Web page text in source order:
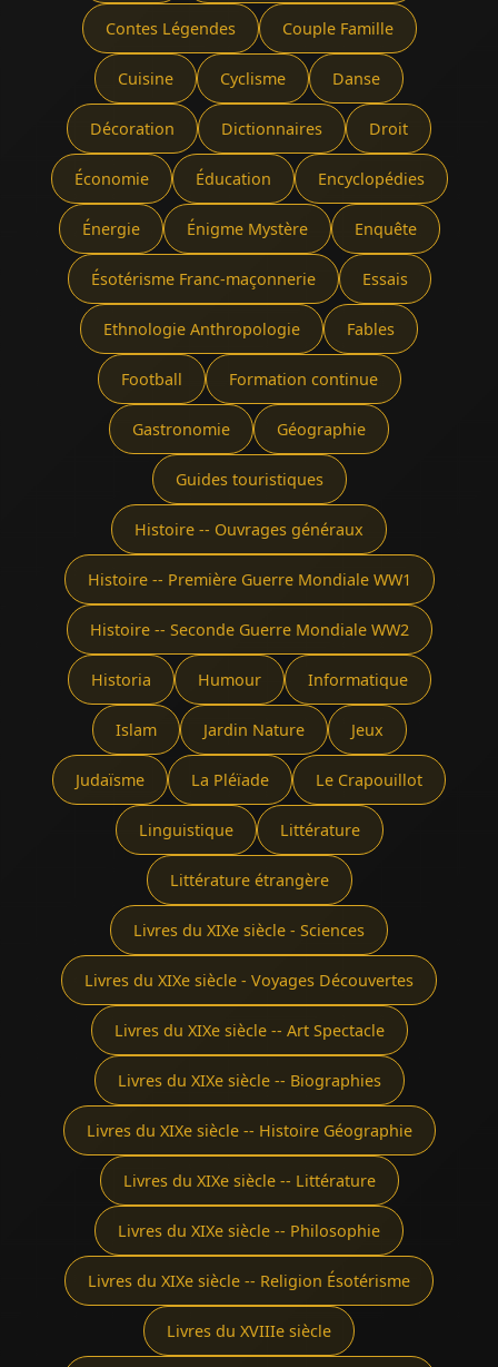
Contes Légendes Couple Famille
Cuisine Cyclisme Danse
Décoration Dictionnaires Droit
Économie Éducation Encyclopédies
Énergie Énigme Mystère Enquête
Ésotérisme Franc-maçonnerie Essais
Ethnologie Anthropologie Fables
Football Formation continue
Gastronomie Géographie
Guides touristiques
Histoire -- Ouvrages généraux
Histoire -- Première Guerre Mondiale WW1
Histoire -- Seconde Guerre Mondiale WW2
Historia Humour Informatique
Islam Jardin Nature Jeux
Judaïsme La Pléïade Le Crapouillot
Linguistique Littérature
Littérature étrangère
Livres du XIXe siècle - Sciences
Livres du XIXe siècle - Voyages Découvertes
Livres du XIXe siècle -- Art Spectacle
Livres du XIXe siècle -- Biographies
Livres du XIXe siècle -- Histoire Géographie
Livres du XIXe siècle -- Littérature
Livres du XIXe siècle -- Philosophie
Livres du XIXe siècle -- Religion Ésotérisme
Livres du XVIIIe siècle